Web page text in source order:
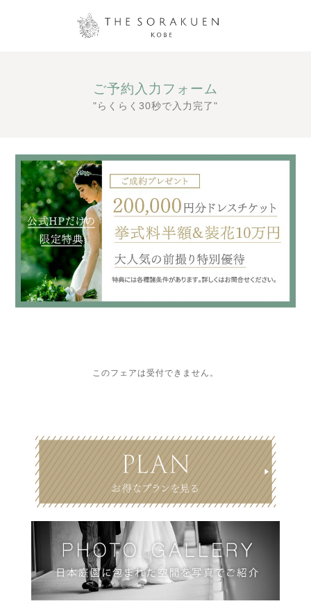
ご予約入力フォーム
"らくらく30秒で入力完了"
このフェアは受付できません。